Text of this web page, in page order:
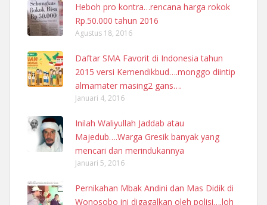
Heboh pro kontra…rencana harga rokok
Rp.50.000 tahun 2016
Agustus 18, 2016
Daftar SMA Favorit di Indonesia tahun
2015 versi Kemendikbud….monggo diintip
almamater masing2 gans….
Januari 4, 2016
Inilah Waliyullah Jaddab atau
Majedub….Warga Gresik banyak yang
mencari dan merindukannya
Januari 5, 2016
Pernikahan Mbak Andini dan Mas Didik di
Wonosobo ini digagalkan oleh polisi….loh